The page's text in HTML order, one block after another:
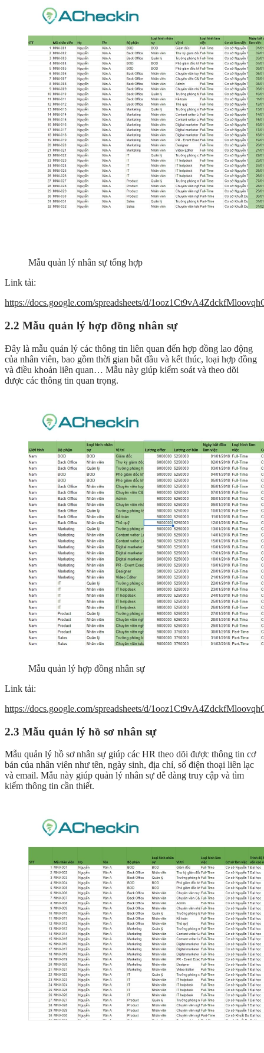
Mẫu quản lý nhân sự tổng hợp
Link tải:
https://docs.google.com/spreadsheets/d/
2.2 Mẫu quản lý hợp đồng nhân sự
Đây là mẫu quản lý các thông tin liên quan đến hợp đồng lao động
của nhân viên, bao gồm thời gian bắt đầu và kết thúc, loại hợp đồng
và điều khoản liên quan… Mẫu này giúp kiểm soát và theo dõi
được các thông tin quan trọng.
Mẫu quản lý hợp đồng nhân sự
Link tải:
https://docs.google.com/spreadsheets/d/
2.3 Mẫu quản lý hồ sơ nhân sự
Mẫu quản lý hồ sơ nhân sự giúp các HR theo dõi được thông tin cơ
bản của nhân viên như tên, ngày sinh, địa chỉ, số điện thoại liên lạc
và email. Mẫu này giúp quản lý nhân sự dễ dàng truy cập và tìm
kiếm thông tin cần thiết.